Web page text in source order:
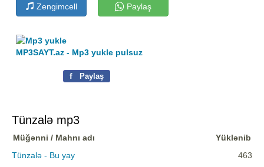
Zengimcell Paylaş
MP3SAYT.az - Mp3 yukle pulsuz
f Paylaş
Tünzalə mp3
Müğənni / Mahnı adı
Yüklənib
Tünzalə - Bu yay
463